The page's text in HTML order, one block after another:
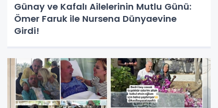
Günay ve Kafalı Ailelerinin Mutlu Günü:
Ömer Faruk ile Nursena Dünyaevine
Girdi!